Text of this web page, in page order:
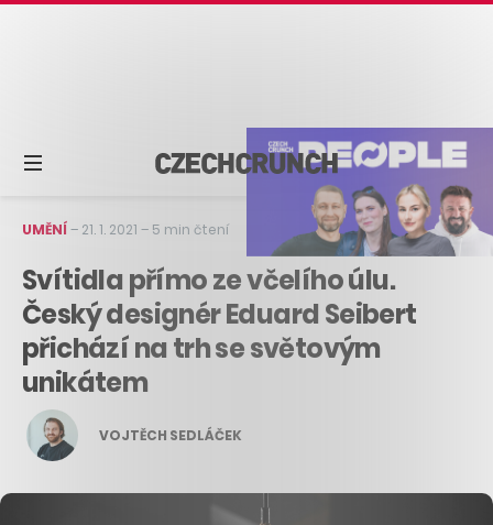
UMĚNÍ– 21. 1. 2021 – 5 min čtení
Svítidla přímo ze včelího úlu.
Český designér Eduard Seibert
přichází na trh se světovým
unikátem
VOJTĚCH SEDLÁČEK